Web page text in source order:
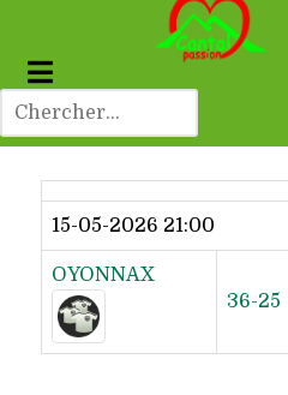
Dernier résultat
15-05-2026 21:00
OYONNAX
36-25